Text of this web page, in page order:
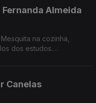
Almeida
na cozinha,
dos estudos.
Canelas